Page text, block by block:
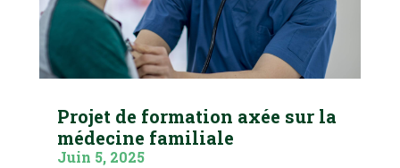
Projet de formation axée sur la
médecine familiale
Juin 5, 2025